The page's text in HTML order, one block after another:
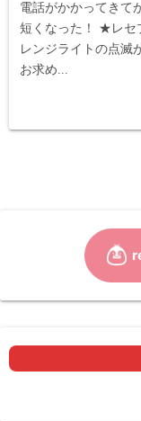
電話がかかってきて
短くなった！ ★レセ
レンジライトの点滅
お求め...